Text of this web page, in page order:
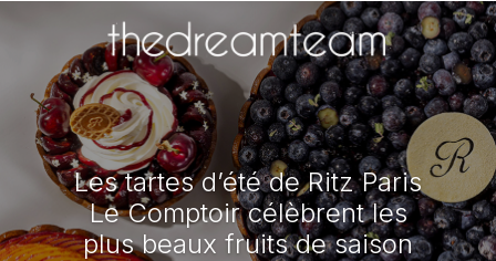
Les tartes d’été de Ritz Paris
Le Comptoir célèbrent les
plus beaux fruits de saison